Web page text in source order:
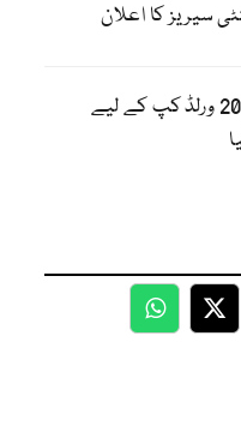
سیریز کا اعلان
افغانستان 2027 ورلڈ کپ کے لیے